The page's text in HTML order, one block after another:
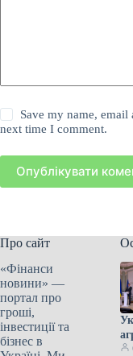
Save my name,
next time I comment.
Опублікувати
Про сайт
«Фінанси
новини» —
портал про
гроші,
інвестиції та
бізнес в